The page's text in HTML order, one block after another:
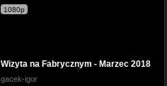
1080p
Wizyta na Fabrycznym - Marzec 2018
gacek-igor